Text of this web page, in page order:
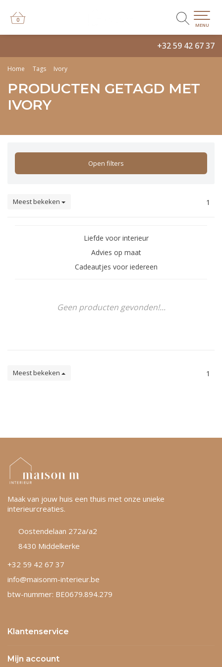
+32 59 42 67 37
0
0
MENU
Home Tags Ivory
PRODUCTEN GETAGD MET
IVORY
Open filters
Meest bekeken 1
Liefde voor interieur
Advies op maat
Cadeautjes voor iedereen
Geen producten gevonden!...
Meest bekeken 1
Maak van jouw huis een thuis met onze unieke
interieurcreaties.
Oostendelaan 272a/a2
8430 Middelkerke
+32 59 42 67 37
info@maisonm-interieur.be
btw-nummer: BE0679.894.279
Klantenservice
Mijn account